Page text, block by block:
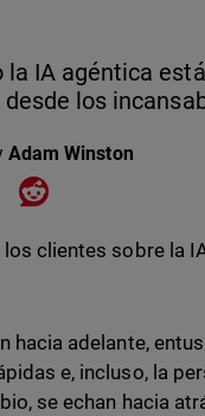
la IA agéntica
los
Adam Winston
Facebook
Share on XShare on Reddit
los clientes sobre la
hacia adelante,
e, incluso, la
se echan hacia